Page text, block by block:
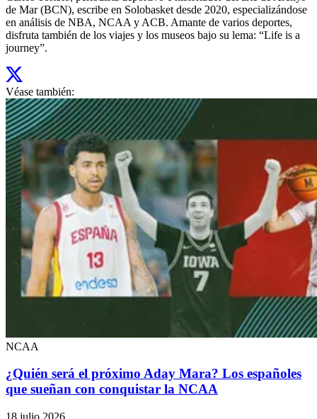
de Mar (BCN), escribe en Solobasket desde 2020, especializándose
en análisis de NBA, NCAA y ACB. Amante de varios deportes,
disfruta también de los viajes y los museos bajo su lema: “Life is a
journey”.
Véase también:
NCAA
¿Quién será el próximo Aday Mara? Los españoles
que sueñan con conquistar la NCAA
18 julio 2026